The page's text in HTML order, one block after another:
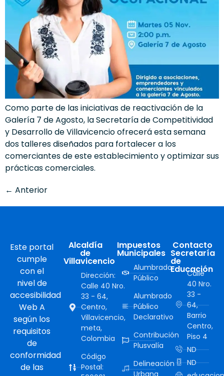
Como parte de las iniciativas de reactivación de la
Galería 7 de Agosto, la Secretaría de Competitividad
y Desarrollo de Villavicencio ofrecerá esta semana
dos talleres diseñados para fortalecer a los
comerciantes de este establecimiento y optimizar sus
prácticas comerciales.
← Anterior
Este portal
cumple
con el
nivel de
accesibilidad
Web A
según los
requisitos
de
conformidad
de las
Alcaldía
de
Villavicencio
Dirección:
Calle 40 Nro.
33 - 64,
Centro,
Villavicencio,
meta,
Colombia
Código
Postal:
Impuestos
Municipales
Alumbrado
Público
Alumbrado
Público
Declarativo
Contribución
Plusvalía
Delineación
Contacto
Secretaría
de
Educación
Calle
40 Nro.
33 -
64,
Barrio
Centro,
Piso 4
ND
ND